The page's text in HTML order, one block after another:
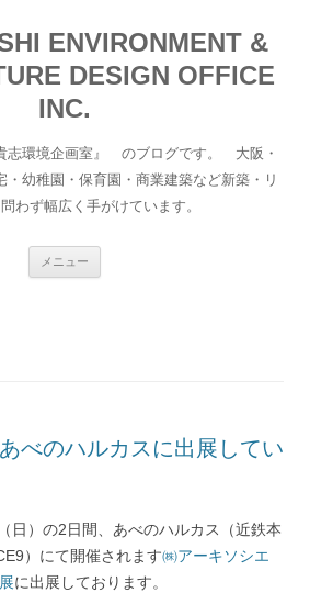
ENVIRONMENT &
DESIGN OFFICE
INC.
志環境企画室』 のブログです。 大阪・
・幼稚園・保育園・商業建築など新築・リ
わず幅広く手がけています。
メニュー
べのハルカスに出展してい
日）の2日間、あべのハルカス（近鉄本
）にて開催されます㈱アーキソシエ
に出展しております。